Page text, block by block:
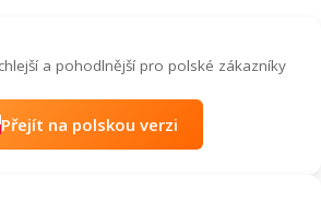
a pohodlnější pro polské zákazníky
Přejít na polskou verzi